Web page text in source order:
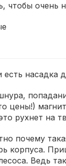
чтобы
насадка
цены!)
рухнет на
почему
корпуса.
Ведь